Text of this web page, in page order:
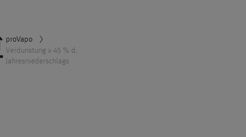
proVapo
Verdunstung ≥ 45 % d.
Jahresniederschlags